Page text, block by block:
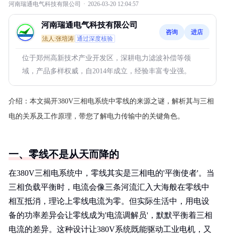
河南瑞通电气科技有限公司 · 2026-03-20 12:04:57
河南瑞通电气科技有限公司
法人:张培涛 通过深度核验
咨询 进店
位于郑州高新技术产业开发区，深耕电力滤波补偿等领
域，产品多样权威，自2014年成立，经验丰富专业强。
介绍： 本文揭开380V三相电系统中零线的来源之谜，解析其与三相
电的关系及工作原理，带您了解电力传输中的关键角色。
一、零线不是从天而降的
在380V三相电系统中，零线其实是三相电的'平衡使者'。当
三相负载平衡时，电流会像三条河流汇入大海般在零线中
相互抵消，理论上零线电流为零。但实际生活中，用电设
备的功率差异会让零线成为'电流调解员'，默默平衡着三相
电流的差异。这种设计让380V系统既能驱动工业电机，又